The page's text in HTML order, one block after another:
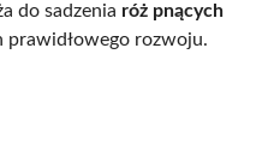
do sadzenia róż pnących
prawidłowego rozwoju.